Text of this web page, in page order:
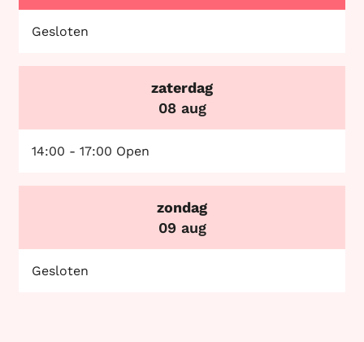
Gesloten
zaterdag
08 aug
14:00 - 17:00 Open
zondag
09 aug
Gesloten